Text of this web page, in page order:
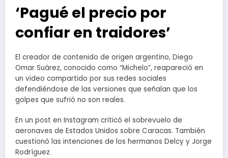
‘Pagué el precio por
confiar en traidores’
El creador de contenido de origen argentino, Diego
Omar Suárez, conocido como “Michelo”, reapareció en
un video compartido por sus redes sociales
defendiéndose de las versiones que señalan que los
golpes que sufrió no son reales.
En un post en Instagram criticó el sobrevuelo de
aeronaves de Estados Unidos sobre Caracas. También
cuestionó las intenciones de los hermanos Delcy y Jorge
Rodríguez.